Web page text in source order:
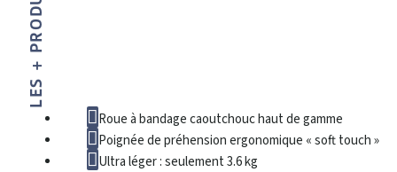
LES + PRODUIT
Roue à bandage caoutchouc haut de gamme
Poignée de préhension ergonomique « soft touch »
Ultra léger : seulement 3.6 kg